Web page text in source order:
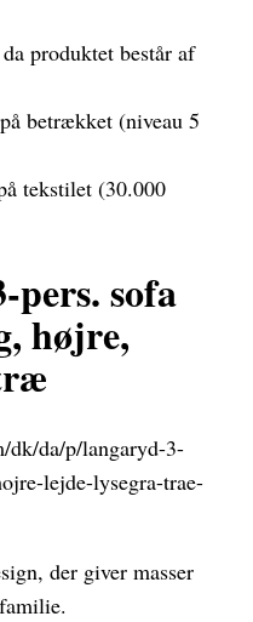
produktet består af
betrækket (niveau 5
tekstilet (30.000
sofa
højre,
dk/da/p/langaryd-3-
lejde-lysegra-trae-
der giver masser